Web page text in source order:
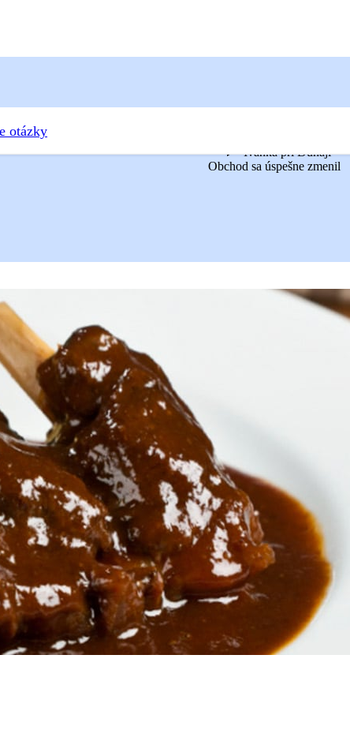
Ivanka pri Dunaji
Obchod sa úspešne zmenil
otázky
šúľancami